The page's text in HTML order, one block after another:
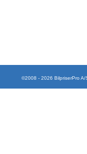
©2008 - 2026 BilpriserPro A/